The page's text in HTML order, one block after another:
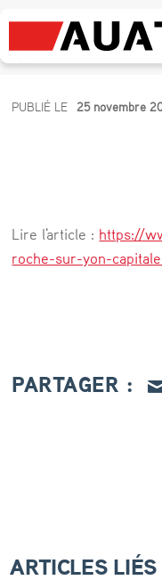
La Roche-sur-
biodiversité
L
c
h
u
,
PUBLIÉ LE 25 novembre
Lire l'article : https://
roche-sur-yon-
PARTAGER :
ARTICLES LIÉS